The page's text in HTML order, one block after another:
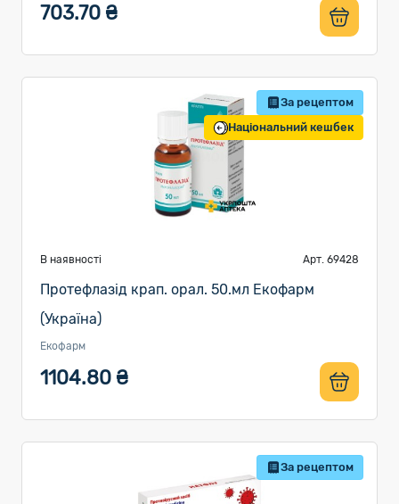
703.70 ₴
За рецептом
Національний кешбек
В наявності Арт. 69428
Протефлазід крап. орал. 50.мл Екофарм
(Україна)
Екофарм
1104.80 ₴
За рецептом